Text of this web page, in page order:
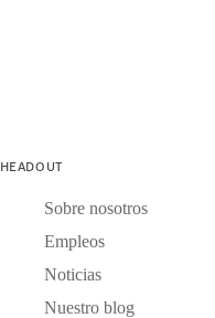
HEADOUT
Sobre nosotros
Empleos
Noticias
Nuestro blog